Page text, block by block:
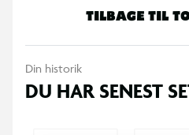
ekstra til din samling eller til at
TILBAGE TIL
Din historik
DU HAR SENEST